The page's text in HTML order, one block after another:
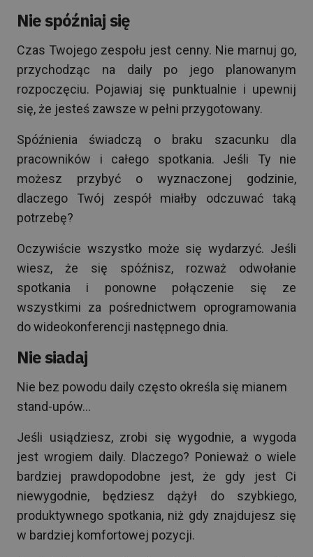
Nie spóźniaj się
Czas Twojego zespołu jest cenny. Nie marnuj go,
przychodząc na daily po jego planowanym
rozpoczęciu. Pojawiaj się punktualnie i upewnij
się, że jesteś zawsze w pełni przygotowany.
Spóźnienia świadczą o braku szacunku dla
pracowników i całego spotkania. Jeśli Ty nie
możesz przybyć o wyznaczonej godzinie,
dlaczego Twój zespół miałby odczuwać taką
potrzebę?
Oczywiście wszystko może się wydarzyć. Jeśli
wiesz, że się spóźnisz, rozważ odwołanie
spotkania i ponowne połączenie się ze
wszystkimi za pośrednictwem oprogramowania
do wideokonferencji następnego dnia.
Nie siadaj
Nie bez powodu daily często określa się mianem
stand-upów…
Jeśli usiądziesz, zrobi się wygodnie, a wygoda
jest wrogiem daily. Dlaczego? Ponieważ o wiele
bardziej prawdopodobne jest, że gdy jest Ci
niewygodnie, będziesz dążył do szybkiego,
produktywnego spotkania, niż gdy znajdujesz się
w bardziej komfortowej pozycji.